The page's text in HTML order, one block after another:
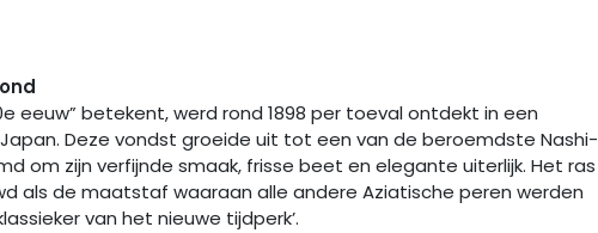
eeuw” betekent, werd rond 1898 per toeval ontdekt in een
Deze vondst groeide uit tot een van de beroemdste Nashi-
om zijn verfijnde smaak, frisse beet en elegante uiterlijk. Het ras
als de maatstaf waaraan alle andere Aziatische peren werden
van het nieuwe tijdperk’.